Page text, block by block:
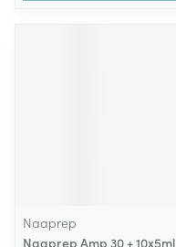
Naaprep
Naaprep Amp 30 + 10x5ml